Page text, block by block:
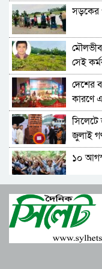
কে
আমলা
এআই
ও
ক্ষোভ,
নারী-
নজরুল
সড়কের
সেই
দেশের
কারণে
সিলেটে
জুলাই
১০
শাপলা
গিয়ে